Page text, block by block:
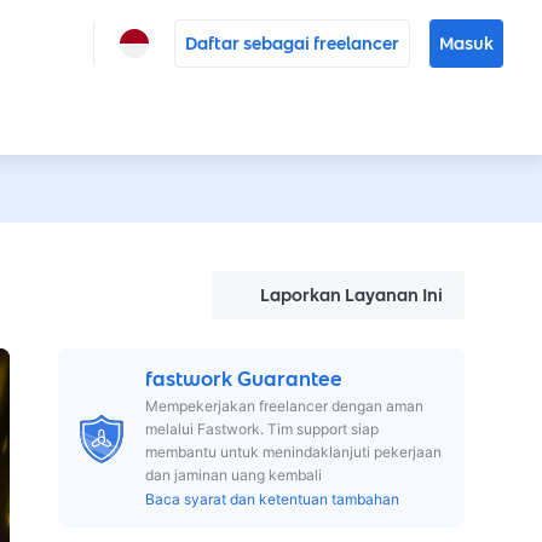
Daftar sebagai freelancer Masuk
Laporkan Layanan Ini
fastwork Guarantee
Mempekerjakan freelancer dengan aman
melalui Fastwork. Tim support siap
membantu untuk menindaklanjuti pekerjaan
dan jaminan uang kembali
Baca syarat dan ketentuan tambahan